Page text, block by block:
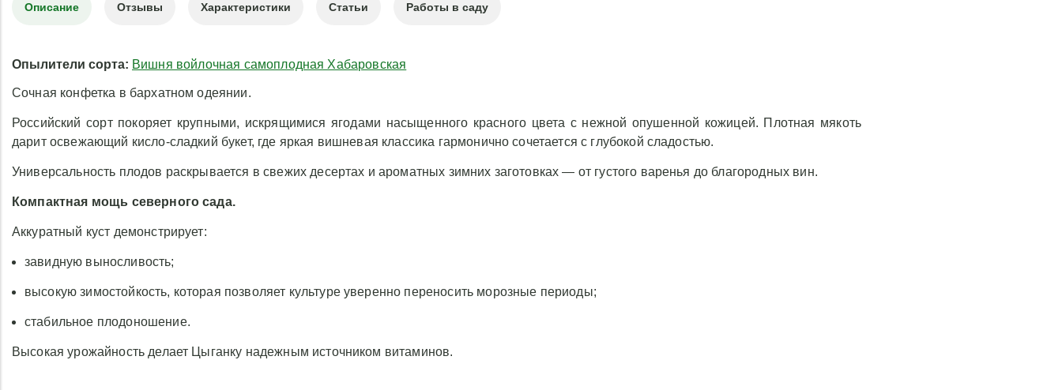
Описание Отзывы Характеристики Статьи Работы в саду
Опылители сорта: Вишня войлочная самоплодная Хабаровская
Сочная конфетка в бархатном одеянии.
Российский сорт покоряет крупными, искрящимися ягодами насыщенного красного цвета с нежной опушенной кожицей. Плотная мякоть
дарит освежающий кисло-сладкий букет, где яркая вишневая классика гармонично сочетается с глубокой сладостью.
Универсальность плодов раскрывается в свежих десертах и ароматных зимних заготовках — от густого варенья до благородных вин.
Компактная мощь северного сада.
Аккуратный куст демонстрирует:
завидную выносливость;
высокую зимостойкость, которая позволяет культуре уверенно переносить морозные периоды;
стабильное плодоношение.
Высокая урожайность делает Цыганку надежным источником витаминов.